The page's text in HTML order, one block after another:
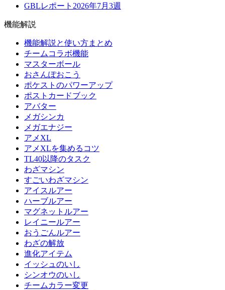
GBLレポート2026年7月3週
機能解説
機能解説と使い方まとめ
チームコラボ機能
マスターボール
おさんぽおこう
ポケストのパワーアップ
ポストカードブック
アバター
メガシンカ
メガエナジー
アメXL
アメXLを集めるコツ
TL40以降のタスク
わざマシン
すごいわざマシン
アイスルアー
ハーブルアー
マグネットルアー
レイニールアー
おうごんルアー
わざの解放
進化アイテム
イッシュのいし
シンオウのいし
チームカラー変更